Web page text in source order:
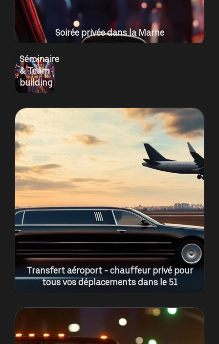
Soirée privée dans la Marne
Séminaire
& Team
building
Transfert aéroport - chauffeur privé pour
tous vos déplacements dans le 51